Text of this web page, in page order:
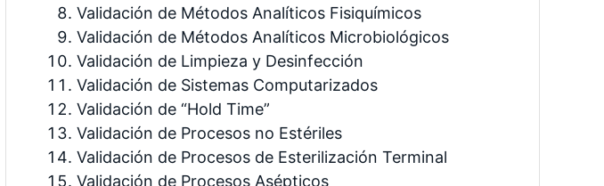
Validación de Métodos Analíticos Fisiquímicos
Validación de Métodos Analíticos Microbiológicos
Validación de Limpieza y Desinfección
Validación de Sistemas Computarizados
Validación de “Hold Time”
Validación de Procesos no Estériles
Validación de Procesos de Esterilización Terminal
Validación de Procesos Asépticos